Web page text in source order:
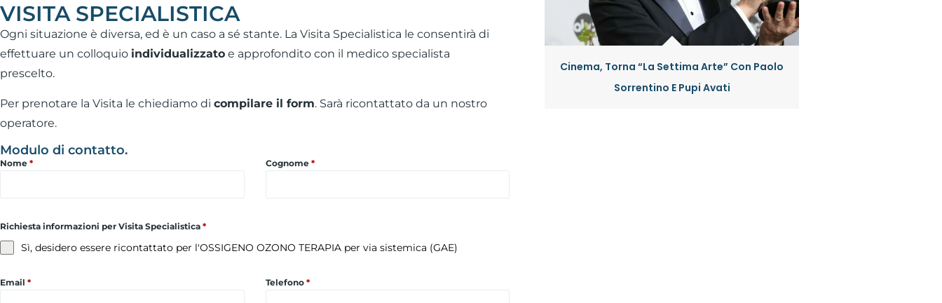
VISITA SPECIALISTICA
Ogni situazione è diversa, ed è un caso a sé stante. La Visita Specialistica le consentirà di
effettuare un colloquio individualizzato e approfondito con il medico specialista
prescelto.
Per prenotare la Visita le chiediamo di compilare il form. Sarà ricontattato da un nostro
operatore.
Modulo di contatto.
Nome * Cognome *
Richiesta informazioni per Visita Specialistica *
Sì, desidero essere ricontattato per l'OSSIGENO OZONO TERAPIA per via sistemica (GAE)
Email * Telefono *
Cinema, Torna “La Settima Arte” Con Paolo
Sorrentino E Pupi Avati